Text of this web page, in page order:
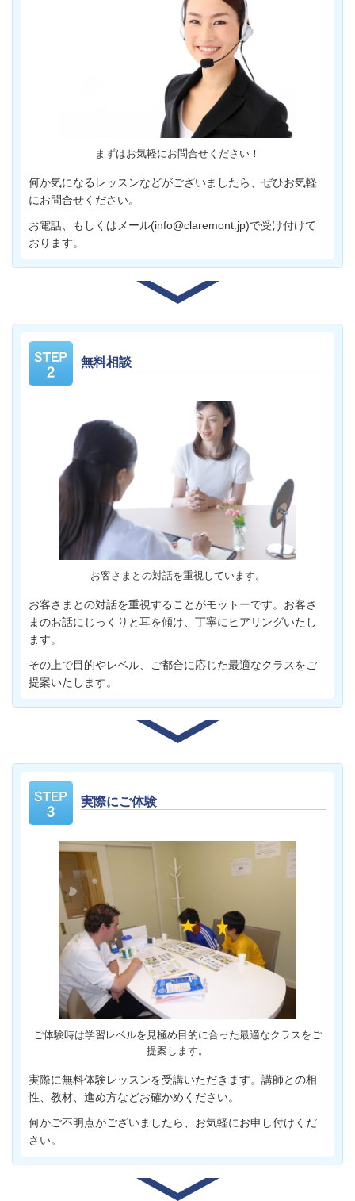
まずはお気軽にお問合せください！
何か気になるレッスンなどがございましたら、ぜひお気軽
にお問合せください。
お電話、もしくはメール(info@claremont.jp)で受け付けて
おります。
無料相談
お客さまとの対話を重視しています。
お客さまとの対話を重視することがモットーです。お客さ
まのお話にじっくりと耳を傾け、丁寧にヒアリングいたし
ます。
その上で目的やレベル、ご都合に応じた最適なクラスをご
提案いたします。
実際にご体験
ご体験時は学習レベルを見極め目的に合った最適なクラスをご
提案します。
実際に無料体験レッスンを受講いただきます。講師との相
性、教材、進め方などお確かめください。
何かご不明点がございましたら、お気軽にお申し付けくだ
さい。